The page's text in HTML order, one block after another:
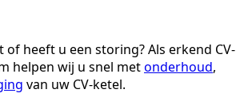
of heeft u een storing? Als erkend CV-
helpen wij u snel metonderhoud,
van uw CV-ketel.